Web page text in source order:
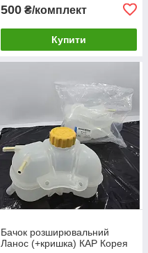
500 ₴/комплект
Купити
Бачок розширювальний
Ланос (+кришка) КАР Корея